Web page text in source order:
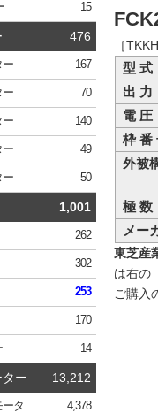
15
476
ー 167
ー 70
ー 140
ー 49
ー 50
1,001
262
302
253
170
14
ー 13,212
タ 4,378
［
型 式
出 力
電 圧
枠 番
外被
極 数
メー
東芝産
は右の
ご購入